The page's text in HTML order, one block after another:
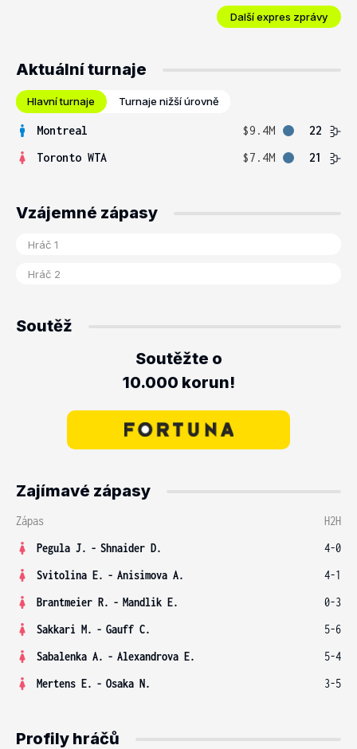
Další expres zprávy
Aktuální turnaje
Hlavní turnaje Turnaje nižší úrovně
Montreal $9.4M
22
Toronto WTA
$7.4M 21
Vzájemné zápasy
Soutěž
Soutěžte o
10.000 korun!
Zajímavé zápasy
Zápas
H2H
Pegula J. - Shnaider D.
4-0
Svitolina E. - Anisimova A.
4-1
Brantmeier R. - Mandlik E.
0-3
Sakkari M. - Gauff C.
5-6
Sabalenka A. - Alexandrova E.
5-4
Mertens E. - Osaka N. 3-5
Profily hráčů